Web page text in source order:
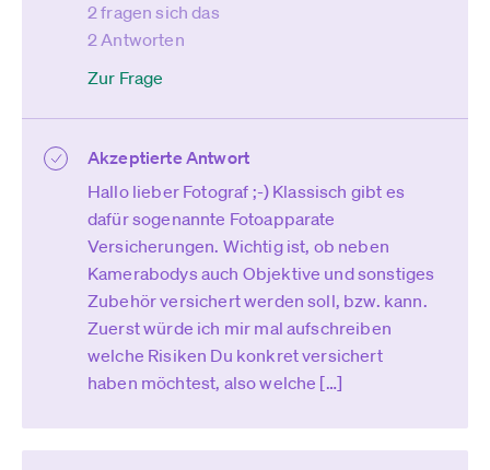
2 fragen sich das
2 Antworten
Zur Frage
Akzeptierte Antwort
Hallo lieber Fotograf ;-) Klassisch gibt es
dafür sogenannte Fotoapparate
Versicherungen. Wichtig ist, ob neben
Kamerabodys auch Objektive und sonstiges
Zubehör versichert werden soll, bzw. kann.
Zuerst würde ich mir mal aufschreiben
welche Risiken Du konkret versichert
haben möchtest, also welche […]